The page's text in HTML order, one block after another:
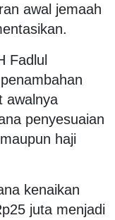
awal jemaah
Fadlul
awalnya
penyesuaian
haji
kenaikan
juta menjadi